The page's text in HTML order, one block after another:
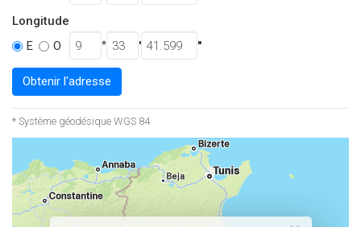
Longitude
E
O ° ' ''
Obtenir l'adresse
* Système géodésique WGS 84